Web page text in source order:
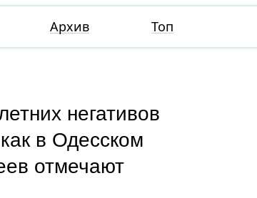
Архив Топ
негативов
в Одесском
отмечают